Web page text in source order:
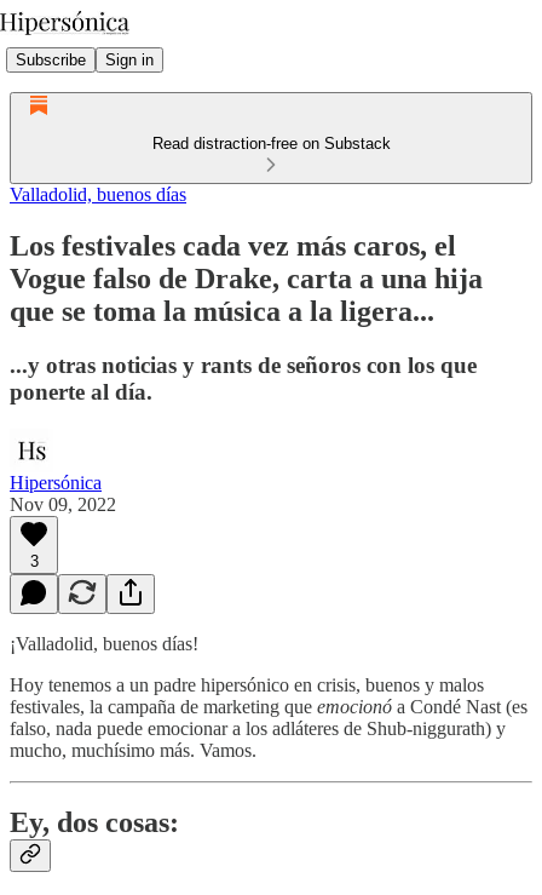
Subscribe Sign in
Read distraction-free on Substack
Valladolid, buenos días
Los festivales cada vez más caros, el
Vogue falso de Drake, carta a una hija
que se toma la música a la ligera...
...y otras noticias y rants de señoros con los que
ponerte al día.
Hipersónica
Nov 09, 2022
3
¡Valladolid, buenos días!
Hoy tenemos a un padre hipersónico en crisis, buenos y malos
festivales, la campaña de marketing que emocionó a Condé Nast (es
falso, nada puede emocionar a los adláteres de Shub-niggurath) y
mucho, muchísimo más. Vamos.
Ey, dos cosas: